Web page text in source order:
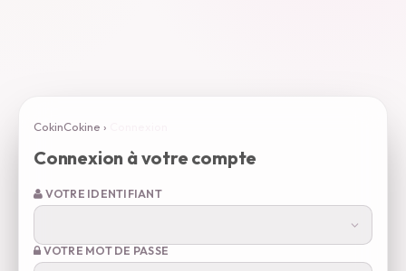
CokinCokine ›
Connexion à votre compte
VOTRE IDENTIFIANT
VOTRE MOT DE PASSE